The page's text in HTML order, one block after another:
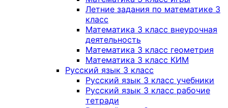
Летние задания по математике 3
класс
Математика 3 класс внеурочная
деятельность
Математика 3 класс геометрия
Математика 3 класс КИМ
Русский язык 3 класс
Русский язык 3 класс учебники
Русский язык 3 класс рабочие
тетради